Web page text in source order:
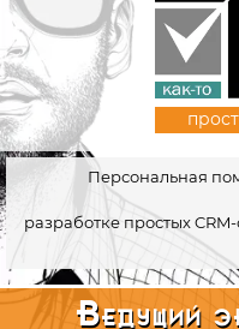
Ведущий
Персональная
разработке простых